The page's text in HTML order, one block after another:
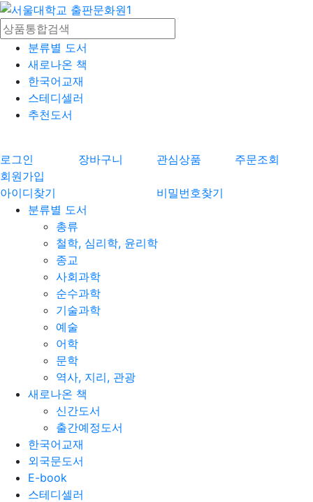
분류별 도서
새로나온 책
한국어교재
스테디셀러
추천도서
로그인 장바구니 관심상품
주문조회
회원가입
아이디찾기
비밀번호찾기
분류별 도서
총류
철학, 심리학, 윤리학
종교
사회과학
순수과학
기술과학
예술
어학
문학
역사, 지리, 관광
새로나온 책
신간도서
출간예정도서
한국어교재
외국문도서
E-book
스테디셀러